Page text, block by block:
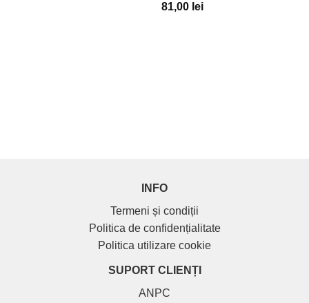
81,00 lei
INFO
Termeni și condiții
Politica de confidențialitate
Politica utilizare cookie
SUPORT CLIENȚI
ANPC